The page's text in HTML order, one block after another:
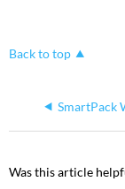
Back to top
Was this article